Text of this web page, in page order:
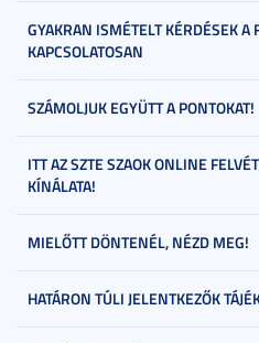
GYAKRAN ISMÉTELT KÉRDÉSEK A
KAPCSOLATOSAN
SZÁMOLJUK EGYÜTT A PONTOKAT!
ITT AZ SZTE SZAOK ONLINE
KÍNÁLATA!
MIELŐTT DÖNTENÉL, NÉZD MEG!
HATÁRON TÚLI JELENTKEZŐK